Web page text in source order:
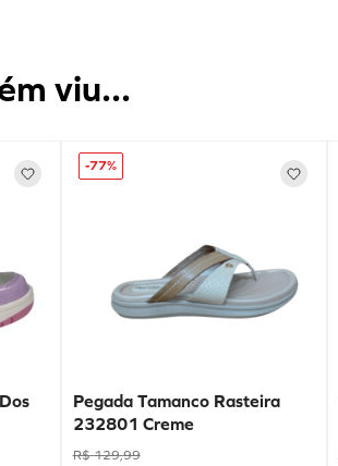
viu...
-77%
Pegada Tamanco Rasteira
232801 Creme
R$ 129,99